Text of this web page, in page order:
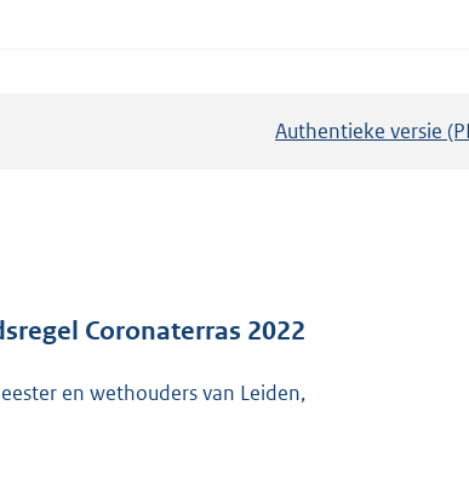
Authentieke versie
Coronaterras 2022
en wethouders van Leiden,